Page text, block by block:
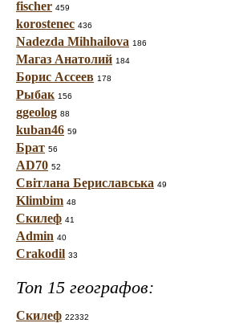
fischer 459
korostenec 436
Nadezda Mihhailova 186
Магаз Анатолий 184
Борис Ассеев 178
Рыбак 156
ggeolog 88
kuban46 59
Брат 56
AD70 52
Світлана Бериславська 49
Klimbim 48
Скилеф 41
Admin 40
Crakodil 33
Топ 15 географов:
Скилеф 22332